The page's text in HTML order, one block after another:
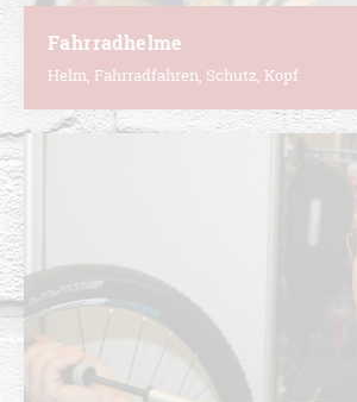
Fahrradhelme
Helm, Fahrradfahren, Schutz, Kopf